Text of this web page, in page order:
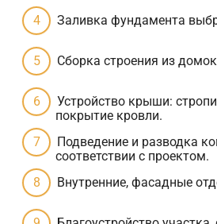
Заливка фундамента
Сборка строения из
Устройство крыши:
покрытие кровли.
Подведение и разводка
соответствии с проектом.
Внутренние, фасадные